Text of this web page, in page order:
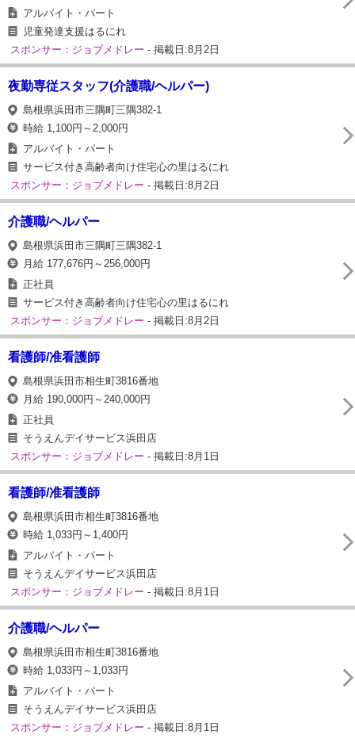
アルバイト・パート
児童発達支援はるにれ
スポンサー：ジョブメドレー - 掲載日:8月2日
夜勤専従スタッフ(介護職/ヘルパー)
島根県浜田市三隅町三隅382-1
時給 1,100円～2,000円
アルバイト・パート
サービス付き高齢者向け住宅心の里はるにれ
スポンサー：ジョブメドレー - 掲載日:8月2日
介護職/ヘルパー
島根県浜田市三隅町三隅382-1
月給 177,676円～256,000円
正社員
サービス付き高齢者向け住宅心の里はるにれ
スポンサー：ジョブメドレー - 掲載日:8月2日
看護師/准看護師
島根県浜田市相生町3816番地
月給 190,000円～240,000円
正社員
そうえんデイサービス浜田店
スポンサー：ジョブメドレー - 掲載日:8月1日
看護師/准看護師
島根県浜田市相生町3816番地
時給 1,033円～1,400円
アルバイト・パート
そうえんデイサービス浜田店
スポンサー：ジョブメドレー - 掲載日:8月1日
介護職/ヘルパー
島根県浜田市相生町3816番地
時給 1,033円～1,033円
アルバイト・パート
そうえんデイサービス浜田店
スポンサー：ジョブメドレー - 掲載日:8月1日